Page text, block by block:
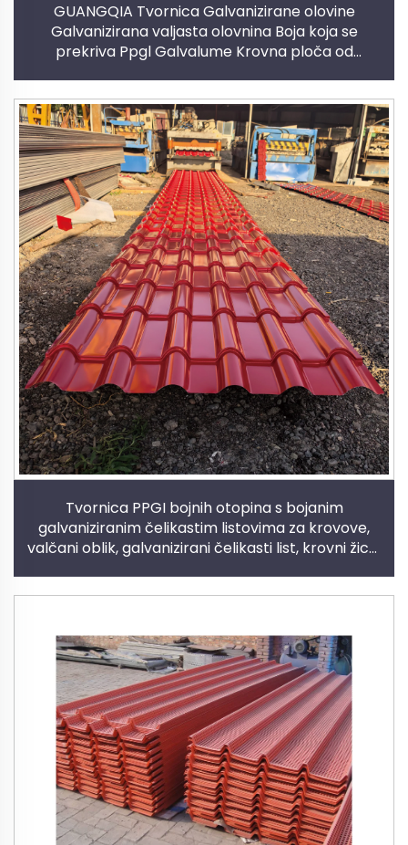
GUANGQIA Tvornica Galvanizirane olovine
Galvanizirana valjasta olovnina Boja koja se
prekriva Ppgl Galvalume Krovna ploča od
Tvornica PPGI bojnih otopina s bojanim
galvaniziranim čelikastim listovima za krovove,
valčani oblik, galvanizirani čelikasti list, krovni žice,